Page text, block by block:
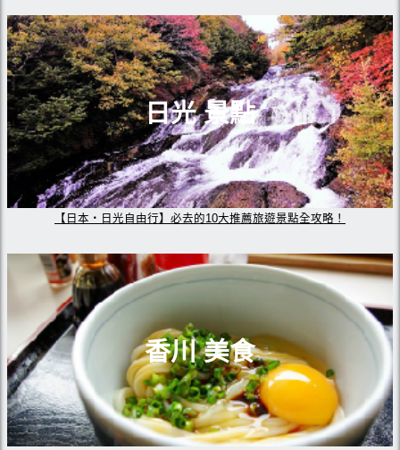
日光 景點
【日本・日光自由行】必去的10大推薦旅遊景點全攻略！
香川 美食